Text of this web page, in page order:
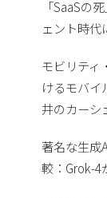
「SaaSの
ェント時代
モビリティ
けるモバイ
井のカーシ
著名な生成
較：Grok-4